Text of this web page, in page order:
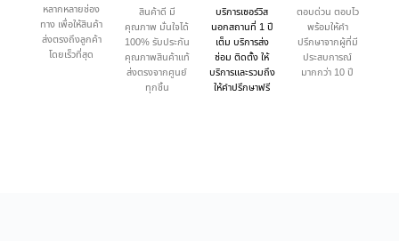
หลากหลายช่อง
ทาง เพื่อให้สินค้า
ส่งตรงถึงลูกค้า
โดยเร็วที่สุด
สินค้าดี มี
คุณภาพ มั่นใจได้
100% รับประกัน
คุณภาพสินค้าแท้
ส่งตรงจากศูนย์
ทุกชิ้น
บริการเซอร์วิส
นอกสถานที่ 1 ปี
เต็ม บริการส่ง
ซ่อม ติดตั้ง ให้
บริการและรวมถึง
ให้คำปรึกษาฟรี
ตอบด่วน ตอบไว
พร้อมให้คำ
ปรึกษาจากผู้ที่มี
ประสบการณ์
มากกว่า 10 ปี